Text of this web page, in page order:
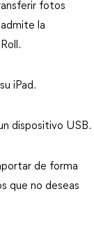
fotos
la
iPad.
dispositivo USB.
de forma
que no deseas